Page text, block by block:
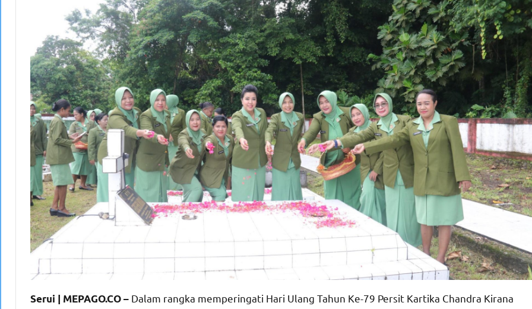
Serui | MEPAGO.CO – Dalam rangka memperingati Hari Ulang Tahun Ke-79 Persit Kartika Chandra Kirana